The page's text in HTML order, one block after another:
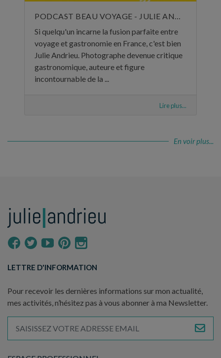
PODCAST BEAU VOYAGE - JULIE ANDRIEU, UNE VIE DE VOYAGES ET DE CUISINE - 5 NOVEMBRE 2024
Si quelqu'un incarne la fusion parfaite entre
voyage et gastronomie en France, c'est bien
Julie Andrieu. Photographe devenue critique
gastronomique, auteure et figure
incontournable de la ...
Lire plus...
En voir plus...
LETTRE D'INFORMATION
Pour recevoir les dernières informations sur mon actualité,
mes activités, n’hésitez pas à vous abonner à ma Newsletter.